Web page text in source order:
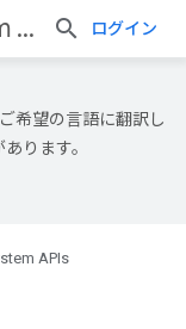
Spectrum Access System APIs ログイン
希望の言語に翻訳し
ります。
APIs